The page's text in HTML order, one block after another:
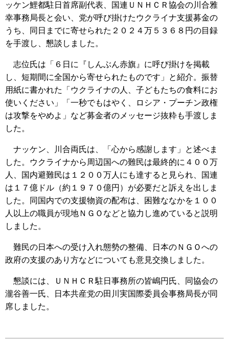
ッケン鯉都駐日首席副代表、国連ＵＮＨＣＲ協会の川合雅
幸事務局長と会い、党が呼び掛けたウクライナ支援募金の
うち、同日までに寄せられた２０２４万５３６８円の目録
を手渡し、懇談しました。
志位氏は「６日に『しんぶん赤旗』に呼び掛けを掲載
し、短期間に全国から寄せられたものです」と紹介。振替
用紙に書かれた「ウクライナの人、子どもたちの食料にお
使いください」「一秒でもはやく、ロシア・プーチン政権
は攻撃をやめよ」など募金者のメッセージ抜粋も手渡しま
した。
ナッケン、川合両氏は、「心から感謝します」と述べま
した。ウクライナから周辺国への難民は最終的に４００万
人、国内避難民は１２００万人にも達すると見られ、国連
は１７億ドル（約１９７０億円）が必要だと訴えを出しま
した。同国内での支援物資の配布は、困難ななかを１００
人以上の職員が現地ＮＧＯなどと協力し進めていると説明
しました。
難民の日本への受け入れ態勢の整備、日本のＮＧＯへの
政府の支援のあり方などについても意見交換しました。
懇談には、ＵＮＨＣＲ駐日事務所の皆嶋円氏、同協会の
瀧谷善一氏、日本共産党の田川実国際委員会事務局長が同
席しました。